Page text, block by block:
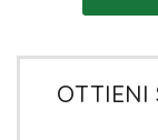
OTTIENI